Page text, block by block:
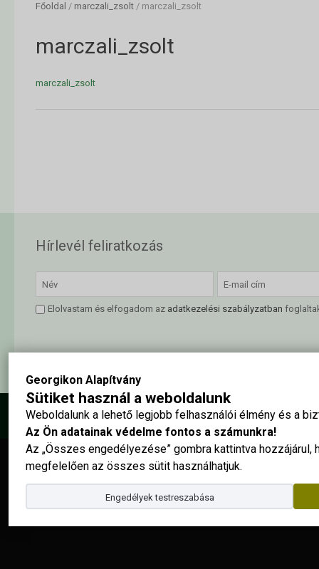
Georgikon Alapítvány
Sütiket használ a weboldalunk
Weboldalunk a lehető legjobb felhasználói élmény és a
Az Ön adatainak védelme fontos a számunkra!
Az „Összes engedélyezése” gombra kattintva hozzájárul,
megfelelően az összes sütit használhatjuk.
Engedélyek testreszabása
Főoldal / marczali_zsolt / marczali_zsolt
marczali_zsolt
marczali_zsolt
Hírlevél feliratkozás
Elolvastam és elfogadom az adatkezelési szabályzatban
© 2025 - Georgikon Alapítvány |site by